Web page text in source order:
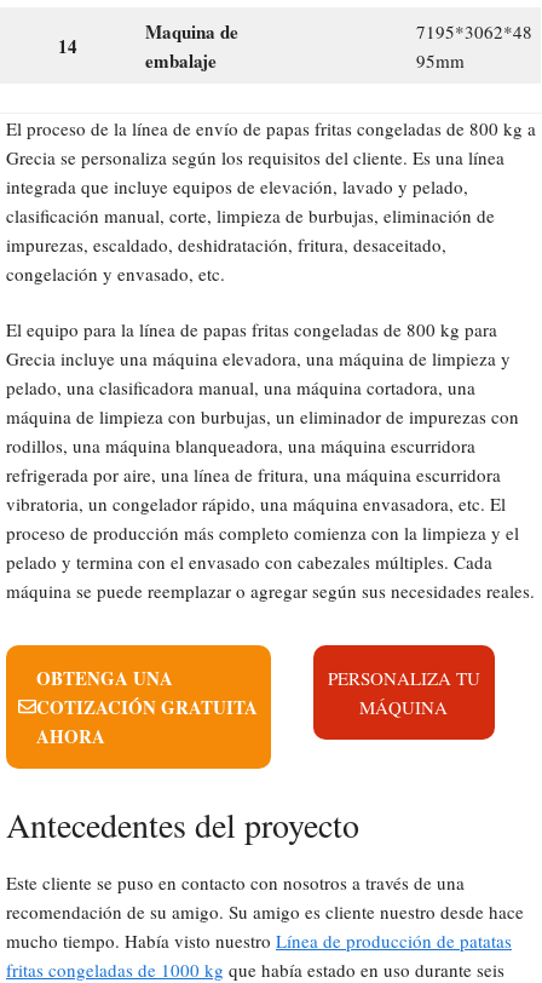
14
Maquina de
embalaje
7195*3062*48
95mm
El proceso de la línea de envío de papas fritas congeladas de 800 kg a
Grecia se personaliza según los requisitos del cliente. Es una línea
integrada que incluye equipos de elevación, lavado y pelado,
clasificación manual, corte, limpieza de burbujas, eliminación de
impurezas, escaldado, deshidratación, fritura, desaceitado,
congelación y envasado, etc.
El equipo para la línea de papas fritas congeladas de 800 kg para
Grecia incluye una máquina elevadora, una máquina de limpieza y
pelado, una clasificadora manual, una máquina cortadora, una
máquina de limpieza con burbujas, un eliminador de impurezas con
rodillos, una máquina blanqueadora, una máquina escurridora
refrigerada por aire, una línea de fritura, una máquina escurridora
vibratoria, un congelador rápido, una máquina envasadora, etc. El
proceso de producción más completo comienza con la limpieza y el
pelado y termina con el envasado con cabezales múltiples. Cada
máquina se puede reemplazar o agregar según sus necesidades reales.
OBTENGA UNA
COTIZACIÓN GRATUITA
AHORA
PERSONALIZA TU
MÁQUINA
Antecedentes del proyecto
Este cliente se puso en contacto con nosotros a través de una
recomendación de su amigo. Su amigo es cliente nuestro desde hace
mucho tiempo. Había visto nuestro Línea de producción de patatas
fritas congeladas de 1000 kg que había estado en uso durante seis